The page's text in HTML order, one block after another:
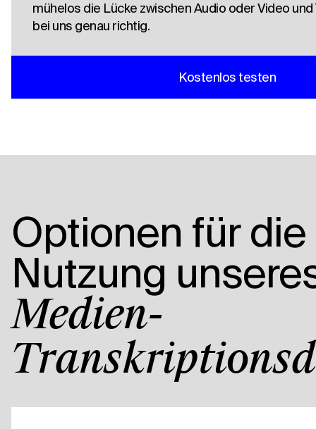
mühelos die Lücke zwischen Audio oder Video
bei uns genau richtig.
Kostenlos testen
Optionen für die
Nutzung
Medien-